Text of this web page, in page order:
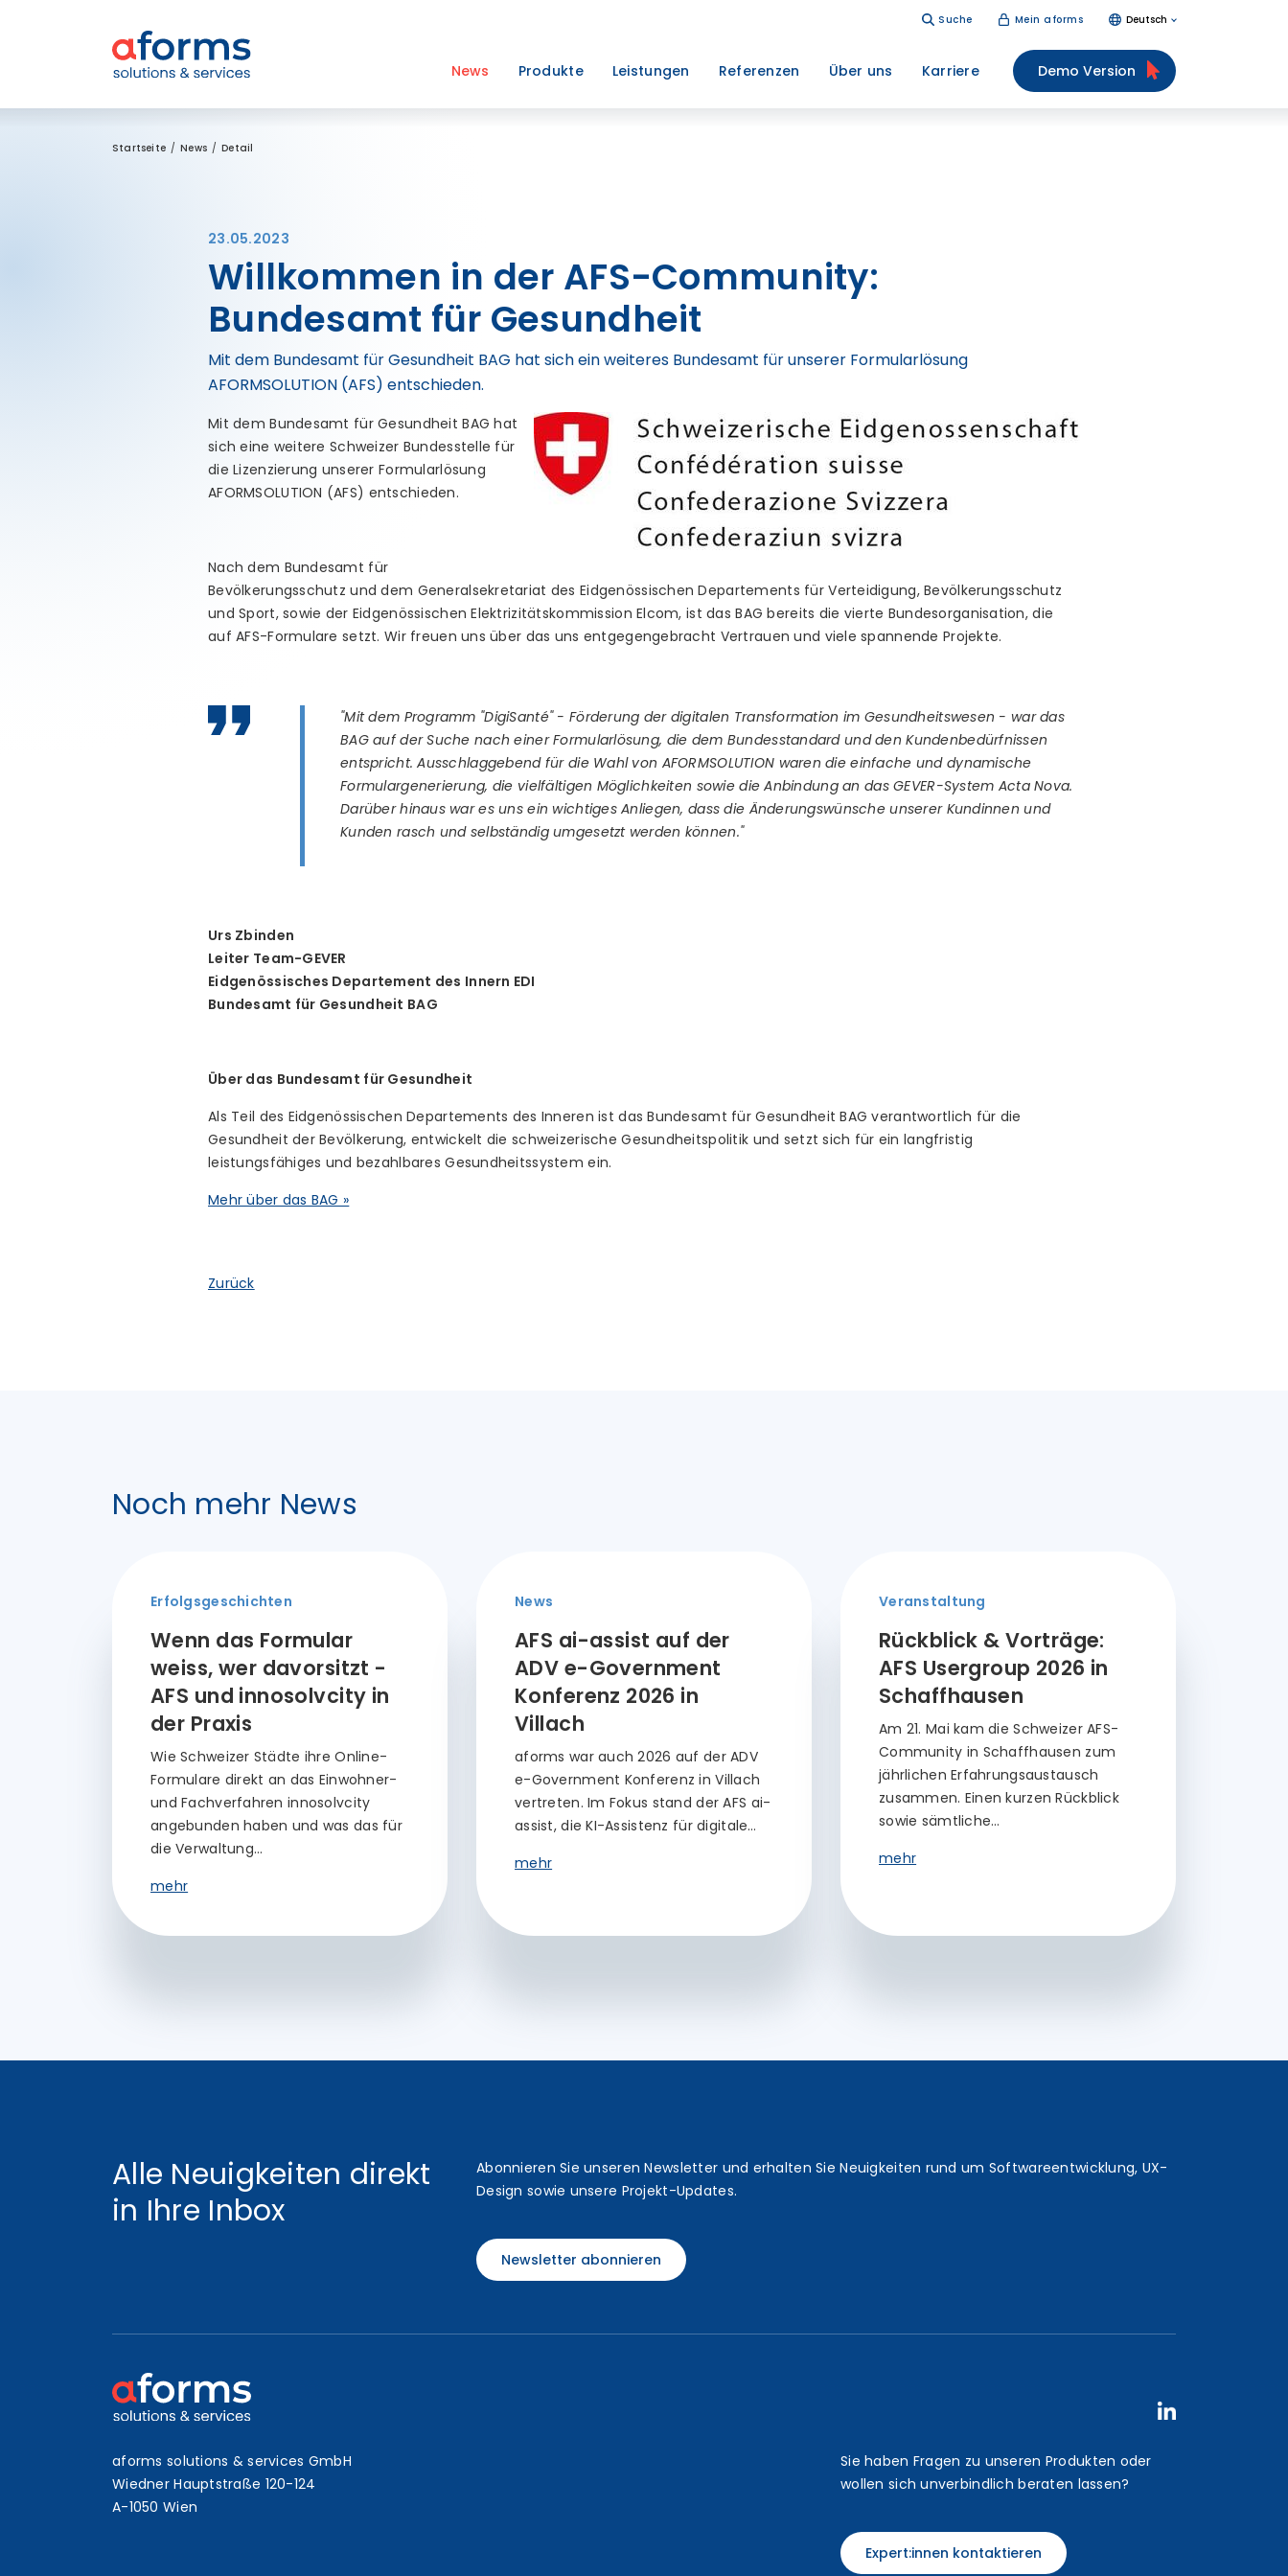
Suche Mein aforms Deutsch
News Produkte Leistungen Referenzen Über uns Karriere Demo Version
Startseite News Detail
23.05.2023
Willkommen in der AFS-Community:
Bundesamt für Gesundheit
Mit dem Bundesamt für Gesundheit BAG hat sich ein weiteres Bundesamt für unserer Formularlösung
AFORMSOLUTION (AFS) entschieden.
Mit dem Bundesamt für Gesundheit BAG hat
sich eine weitere Schweizer Bundesstelle für
die Lizenzierung unserer Formularlösung
AFORMSOLUTION (AFS) entschieden.
Nach dem Bundesamt für
Bevölkerungsschutz und dem Generalsekretariat des Eidgenössischen Departements für Verteidigung, Bevölkerungsschutz
und Sport, sowie der Eidgenössischen Elektrizitätskommission Elcom, ist das BAG bereits die vierte Bundesorganisation, die
auf AFS-Formulare setzt. Wir freuen uns über das uns entgegengebracht Vertrauen und viele spannende Projekte.
"Mit dem Programm "DigiSanté" - Förderung der digitalen Transformation im Gesundheitswesen - war das
BAG auf der Suche nach einer Formularlösung, die dem Bundesstandard und den Kundenbedürfnissen
entspricht. Ausschlaggebend für die Wahl von AFORMSOLUTION waren die einfache und dynamische
Formulargenerierung, die vielfältigen Möglichkeiten sowie die Anbindung an das GEVER-System Acta Nova.
Darüber hinaus war es uns ein wichtiges Anliegen, dass die Änderungswünsche unserer Kundinnen und
Kunden rasch und selbständig umgesetzt werden können."
Urs Zbinden
Leiter Team-GEVER
Eidgenössisches Departement des Innern EDI
Bundesamt für Gesundheit BAG
Über das Bundesamt für Gesundheit
Als Teil des Eidgenössischen Departements des Inneren ist das Bundesamt für Gesundheit BAG verantwortlich für die
Gesundheit der Bevölkerung, entwickelt die schweizerische Gesundheitspolitik und setzt sich für ein langfristig
leistungsfähiges und bezahlbares Gesundheitssystem ein.
Mehr über das BAG »
Zurück
Noch mehr News
Erfolgsgeschichten
Wenn das Formular
weiss, wer davorsitzt -
AFS und innosolvcity in
der Praxis
Wie Schweizer Städte ihre Online-
Formulare direkt an das Einwohner-
und Fachverfahren innosolvcity
angebunden haben und was das für
die Verwaltung…
mehr
News
AFS ai-assist auf der
ADV e-Government
Konferenz 2026 in
Villach
aforms war auch 2026 auf der ADV
e-Government Konferenz in Villach
vertreten. Im Fokus stand der AFS ai-
assist, die KI-Assistenz für digitale…
mehr
Veranstaltung
Rückblick & Vorträge:
AFS Usergroup 2026 in
Schaffhausen
Am 21. Mai kam die Schweizer AFS-
Community in Schaffhausen zum
jährlichen Erfahrungsaustausch
zusammen. Einen kurzen Rückblick
sowie sämtliche…
mehr
Alle Neuigkeiten direkt
in Ihre Inbox
Abonnieren Sie unseren Newsletter und erhalten Sie Neuigkeiten rund um Softwareentwicklung, UX-
Design sowie unsere Projekt-Updates.
Newsletter abonnieren
aforms solutions & services GmbH
Wiedner Hauptstraße 120-124
A-1050 Wien
Sie haben Fragen zu unseren Produkten oder
wollen sich unverbindlich beraten lassen?
Expert:innen kontaktieren